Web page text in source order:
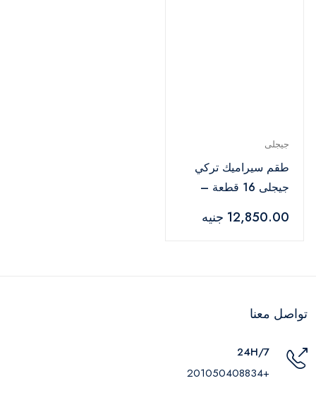
جيجلى
طقم سيراميك تركي
جيجلى 16 قطعة –
12,850.00 جنيه
تواصل معنا
24H/7
+201050408834